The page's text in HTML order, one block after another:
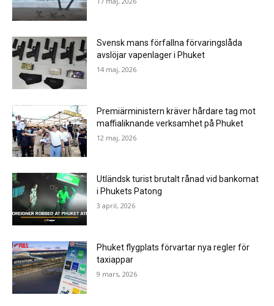
Svensk mans förfallna förvaringslåda
avslöjar vapenlager i Phuket
14 maj, 2026
Premiärministern kräver hårdare tag mot
maffialiknande verksamhet på Phuket
12 maj, 2026
Utländsk turist brutalt rånad vid bankomat
i Phukets Patong
3 april, 2026
Phuket flygplats förvartar nya regler för
taxiappar
9 mars, 2026